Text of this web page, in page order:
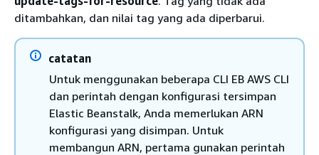
ditambahkan, dan nilai tag yang ada diperbarui.
catatan
Untuk menggunakan beberapa CLI EB AWS CLI
dan perintah dengan konfigurasi tersimpan
Elastic Beanstalk, Anda memerlukan ARN
konfigurasi yang disimpan. Untuk
membangun ARN, pertama gunakan perintah